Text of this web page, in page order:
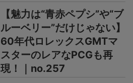
【魅力は“青赤ペプシ”や“ブ
ルーベリー”だけじゃない】
60年代ロレックスGMTマ
スターのレアなPCGも再
現！｜no.257